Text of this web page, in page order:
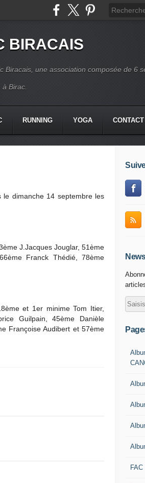
BIRACAIS
Biracais, une association composée de 6
Birac.
RUNNING YOGA CONTACT
le dimanche 14 septembre les
J.Jacques Jouglar, 51ème
Franck Thédié, 78ème
et 1er minime Tom Itier,
Guilpain, 45ème Danièle
Françoise Audibert et 57ème
FAC